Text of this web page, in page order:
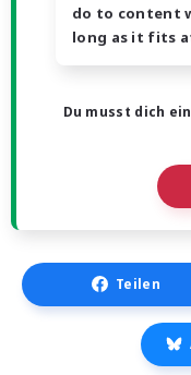
do to content
long as it fits
Du musst dich
Teilen